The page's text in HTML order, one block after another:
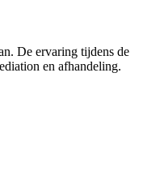
De ervaring tijdens de
en afhandeling.